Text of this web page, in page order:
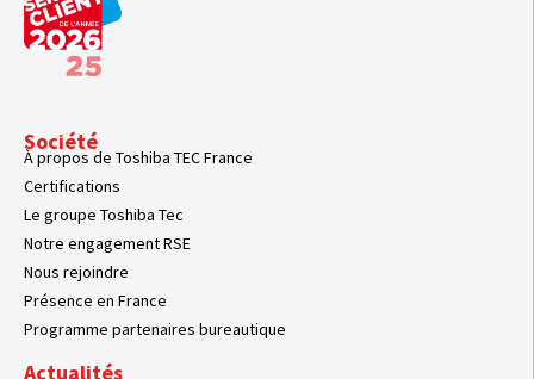
Société
À propos de Toshiba TEC France
Certifications
Le groupe Toshiba Tec
Notre engagement RSE
Nous rejoindre
Présence en France
Programme partenaires bureautique
Actualités